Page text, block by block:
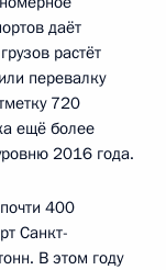
даёт
растёт
перевалку
720
ещё более
2016 года.
400
Санкт-
В этом году